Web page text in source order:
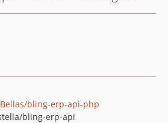
bling-erp-api-php
bling-erp-api